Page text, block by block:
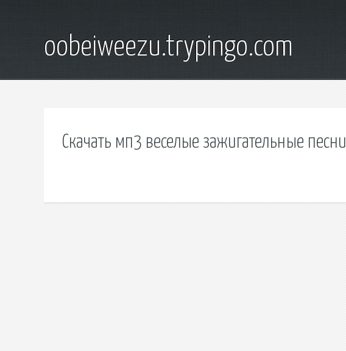
oobeiweezu.trypingo.com
Скачать мп3 веселые зажигательные песни